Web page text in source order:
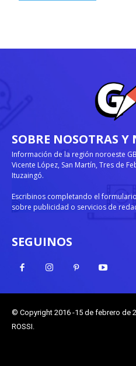
SOBRE NOSOTRAS Y
Información de la región noroeste
Vicente López, San Martín, Tres de
Ituzaingó.
Escribinos completando el
sobre publicidad o servicios de
SEGUINOS
© Copyright 2016 -15 de febrero de
ROSSI.